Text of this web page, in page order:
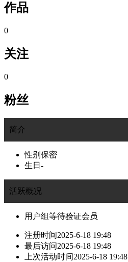
作品
0
关注
0
粉丝
简介
性别 保密
生日 -
活跃概况
用户组等待验证会员
注册时间2025-6-18 19:48
最后访问2025-6-18 19:48
上次活动时间2025-6-18 19:48